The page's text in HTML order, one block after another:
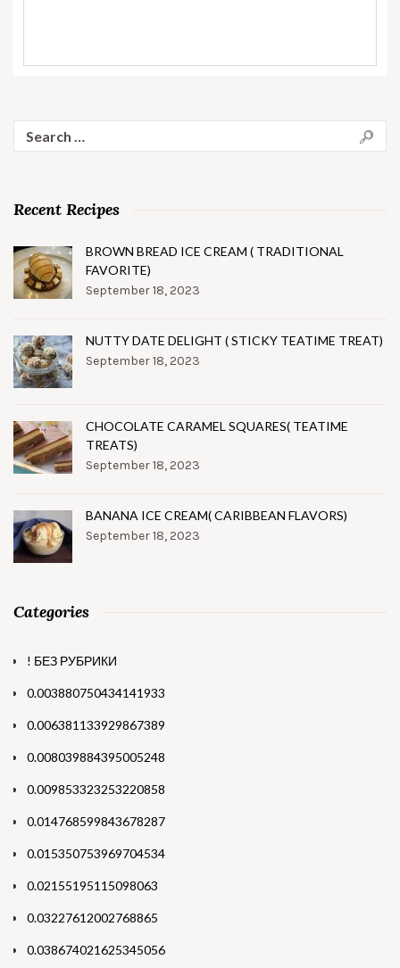
for:
Recent Recipes
BROWN BREAD ICE CREAM ( TRADITIONAL
FAVORITE)
September 18, 2023
NUTTY DATE DELIGHT ( STICKY TEATIME TREAT)
September 18, 2023
CHOCOLATE CARAMEL SQUARES( TEATIME
TREATS)
September 18, 2023
BANANA ICE CREAM( CARIBBEAN FLAVORS)
September 18, 2023
Categories
! БЕЗ РУБРИКИ
0.003880750434141933
0.006381133929867389
0.008039884395005248
0.009853323253220858
0.014768599843678287
0.015350753969704534
0.02155195115098063
0.03227612002768865
0.038674021625345056